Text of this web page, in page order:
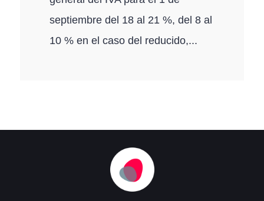
septiembre del 18 al 21 %, del 8 al
10 % en el caso del reducido,...